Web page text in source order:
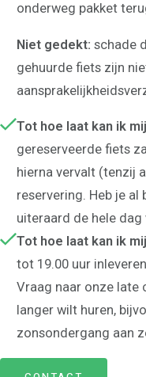
onderweg pakket
Niet gedekt:schade
gehuurde fiets zijn
Tot hoe laat kan ik
gereserveerde fiets
hierna vervalt (tenzij
reservering. Heb je al
uiteraard de hele dag
Tot hoe laat kan ik
tot 19.00 uur
Vraag naar onze late
langer wilt huren,
zonsondergang aan